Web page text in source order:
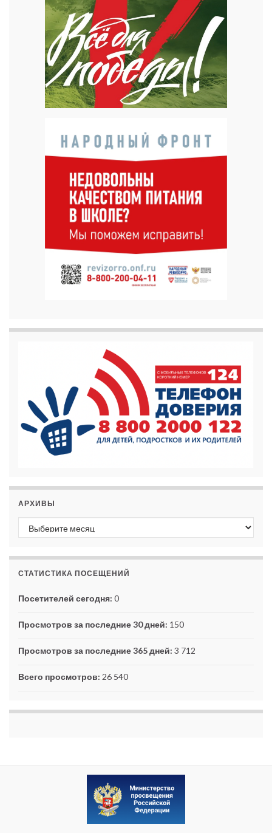
АРХИВЫ
Архивы
СТАТИСТИКА ПОСЕЩЕНИЙ
Посетителей сегодня: 0
Просмотров за последние 30 дней: 150
Просмотров за последние 365 дней: 3 712
Всего просмотров: 26 540